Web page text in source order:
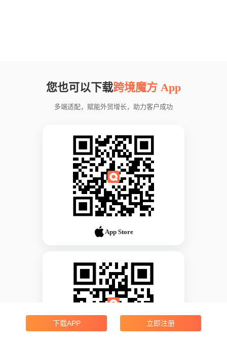
您也可以下载跨境魔方 App
多端适配，赋能外贸增长，助力客户成功
App Store
下载APP 立即注册